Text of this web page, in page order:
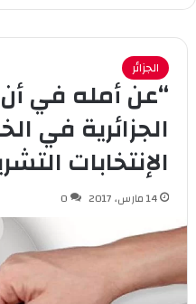
الجزائر
“عن أمله في
الجزائرية في
الإنتخابات
14 مارس، 2017 0